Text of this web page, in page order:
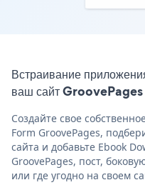
Встраивание
ваш сайт GroovePages
Создайте свое
Form GroovePages,
сайта и добавьте Ebook
GroovePages, пост,
или где угодно на своем